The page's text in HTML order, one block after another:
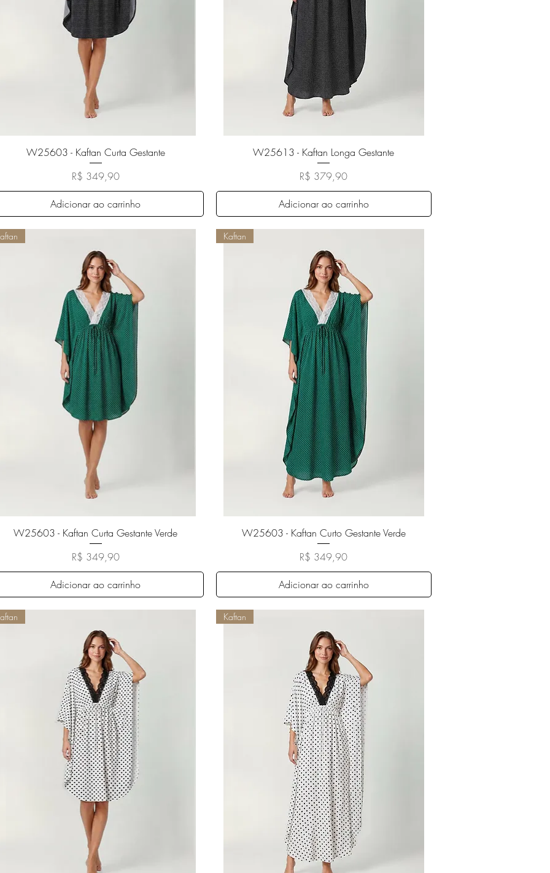
Visualização rápida
W25603 - Kaftan Curta Gestante
Preço
R$ 349,90
Adicionar ao carrinho
Visualização rápida
W25613 - Kaftan Longa Gestante
Preço
R$ 379,90
Adicionar ao carrinho
Visualização rápida
W25603 - Kaftan Curta Gestante Verde
Preço
R$ 349,90
Adicionar ao carrinho
Visualização rápida
Kaftan
W25603 - Kaftan Curto Gestante Verde
Preço
R$ 349,90
Adicionar ao carrinho
Kaftan